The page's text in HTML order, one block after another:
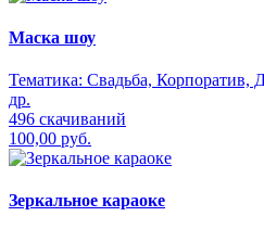
Маска шоу
Тематика: Свадьба, Корпоратив,
др.
496 скачиваний
100,00 руб.
Зеркальное караоке